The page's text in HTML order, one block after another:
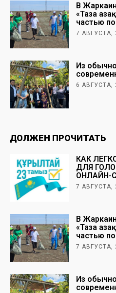
В
«Таза
частью
7 АВГУСТА,
Из
6 АВГУСТА,
ДОЛЖЕН ПРОЧИТАТЬ
КАК
ДЛЯ
ОНЛАЙН-
7 АВГУСТА,
В
«Таза
частью
7 АВГУСТА,
Из